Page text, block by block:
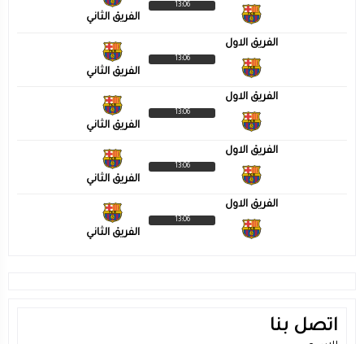
13:06
الفريق الثاني
الفريق الاول
13:06
الفريق الثاني
الفريق الاول
13:06
الفريق الثاني
الفريق الاول
13:06
الفريق الثاني
الفريق الاول
13:06
الفريق الثاني
اتصل بنا